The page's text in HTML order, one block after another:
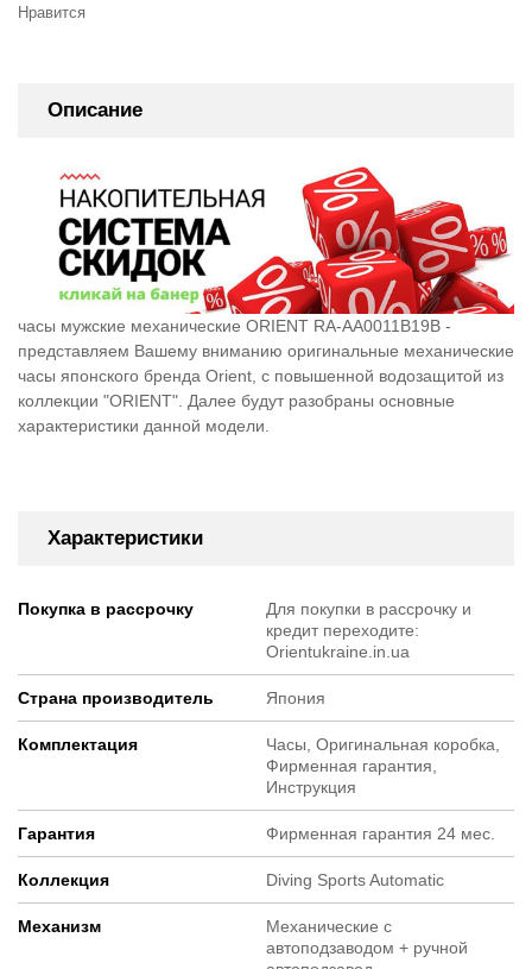
Нравится
Описание
часы мужские механические ORIENT RA-AA0011B19B -
представляем Вашему вниманию оригинальные механические
часы японского бренда Orient, c повышенной водозащитой из
коллекции "ORIENT". Далее будут разобраны основные
характеристики данной модели.
Характеристики
Покупка в рассрочку
Для покупки в рассрочку и
кредит переходите:
Orientukraine.in.ua
Страна производитель Япония
Комплектация
Часы, Оригинальная коробка,
Фирменная гарантия,
Инструкция
Гарантия Фирменная гарантия 24 мес.
Коллекция Diving Sports Automatic
Механизм
Механические с
автоподзаводом + ручной